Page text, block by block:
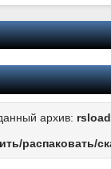
архив: rsload
распаковать/